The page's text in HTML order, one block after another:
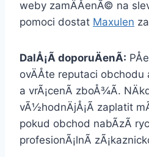
weby zamÄÅenÃ© na
pomoci dostat Maxulen
DalÅ¡Ã­ doporuÄenÃ­:
ovÄÅte reputaci
a vrÃ¡cenÃ­ zboÅ¾Ã­.
vÃ½hodnÄjÅ¡Ã­ zaplatit
pokud obchod nabÃ­zÃ­
profesionÃ¡lnÃ­